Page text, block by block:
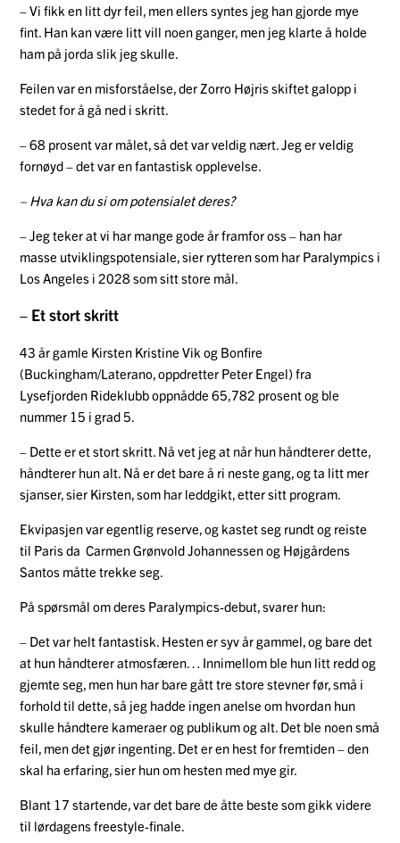
– Vi fikk en litt dyr feil, men ellers syntes jeg han gjorde mye
fint. Han kan være litt vill noen ganger, men jeg klarte å holde
ham på jorda slik jeg skulle.
Feilen var en misforståelse, der Zorro Højris skiftet galopp i
stedet for å gå ned i skritt.
– 68 prosent var målet, så det var veldig nært. Jeg er veldig
fornøyd – det var en fantastisk opplevelse.
– Hva kan du si om potensialet deres?
– Jeg teker at vi har mange gode år framfor oss – han har
masse utviklingspotensiale, sier rytteren som har Paralympics i
Los Angeles i 2028 som sitt store mål.
– Et stort skritt
43 år gamle Kirsten Kristine Vik og Bonfire
(Buckingham/Laterano, oppdretter Peter Engel) fra
Lysefjorden Rideklubb oppnådde 65,782 prosent og ble
nummer 15 i grad 5.
– Dette er et stort skritt. Nå vet jeg at når hun håndterer dette,
håndterer hun alt. Nå er det bare å ri neste gang, og ta litt mer
sjanser, sier Kirsten, som har leddgikt, etter sitt program.
Ekvipasjen var egentlig reserve, og kastet seg rundt og reiste
til Paris da Carmen Grønvold Johannessen og Højgårdens
Santos måtte trekke seg.
På spørsmål om deres Paralympics-debut, svarer hun:
– Det var helt fantastisk. Hesten er syv år gammel, og bare det
at hun håndterer atmosfæren… Innimellom ble hun litt redd og
gjemte seg, men hun har bare gått tre store stevner før, små i
forhold til dette, så jeg hadde ingen anelse om hvordan hun
skulle håndtere kameraer og publikum og alt. Det ble noen små
feil, men det gjør ingenting. Det er en hest for fremtiden – den
skal ha erfaring, sier hun om hesten med mye gir.
Blant 17 startende, var det bare de åtte beste som gikk videre
til lørdagens freestyle-finale.